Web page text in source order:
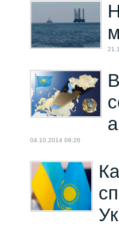
04.10.2014 09:26